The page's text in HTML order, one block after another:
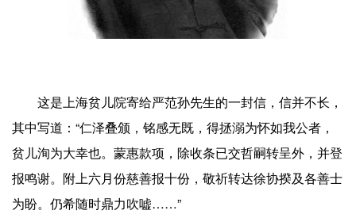
这是上海贫儿院寄给严范孙先生的一封信，信并不长，
其中写道：“仁泽叠颁，铭感无既，得拯溺为怀如我公者，
贫儿洵为大幸也。蒙惠款项，除收条已交哲嗣转呈外，并登
报鸣谢。附上六月份慈善报十份，敬祈转达徐协揆及各善士
为盼。仍希随时鼎力吹嘘……”